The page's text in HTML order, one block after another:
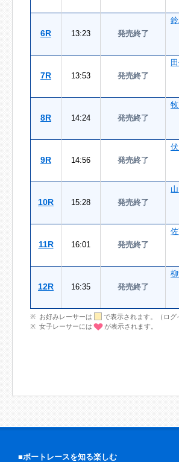
6R 13:23 発売終了
7R 13:53 発売終了
8R 14:24 発売終了
9R 14:56 発売終了
10R 15:28 発売終了
11R 16:01 発売終了
12R 16:35 発売終了
お好みレーサーは
で表示されます。（ログ
女子レーサーには
が表示されます。
■ボートレースを知る楽しむ